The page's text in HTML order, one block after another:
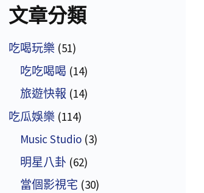
文章分類
吃喝玩樂 (51)
吃吃喝喝 (14)
旅遊快報 (14)
吃瓜娛樂 (114)
Music Studio (3)
明星八卦 (62)
當個影視宅 (30)